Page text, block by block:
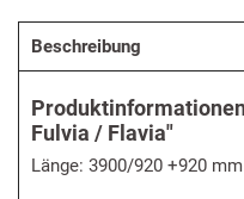
Beschreibung
Fulvia / Flavia"
Länge: 3900/920 +920 mm